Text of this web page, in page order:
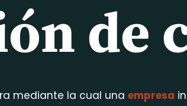
de
mediante la cual una empresa